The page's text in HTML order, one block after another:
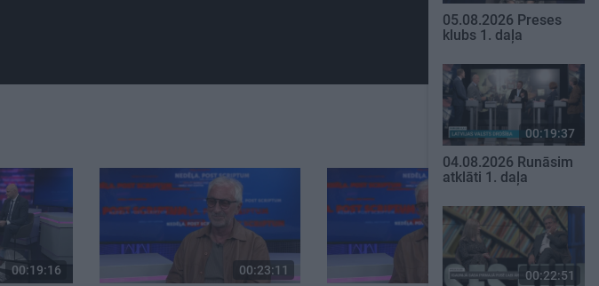
00:19:16 00:23:11 00:19:48
05.08.2026 Preses
klubs 1. daļa
00:19:37
04.08.2026 Runāsim
atklāti 1. daļa
00:22:51